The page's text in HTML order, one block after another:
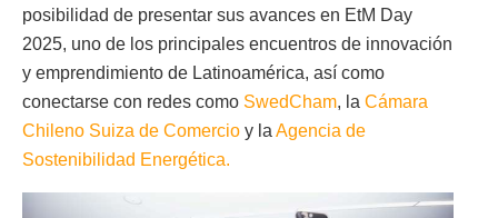
posibilidad de presentar sus avances en EtM Day
2025, uno de los principales encuentros de innovación
y emprendimiento de Latinoamérica, así como
conectarse con redes como SwedCham, la Cámara
Chileno Suiza de Comercio y la Agencia de
Sostenibilidad Energética.